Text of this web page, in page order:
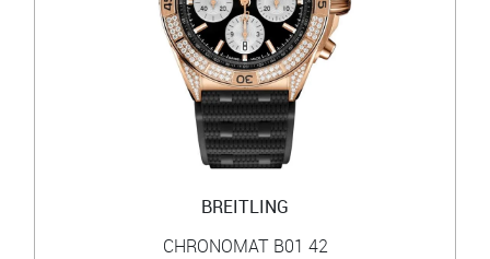
BREITLING
CHRONOMAT B01 42